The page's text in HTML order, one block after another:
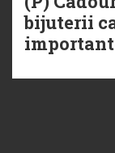
bijuterii